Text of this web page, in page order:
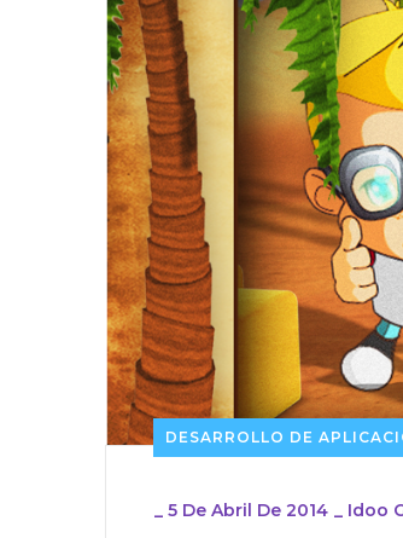
DESARROLLO DE
_ 5 De Abril De 2014 _ Idoo